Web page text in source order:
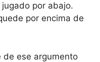
por abajo.
por encima de
de ese argumento